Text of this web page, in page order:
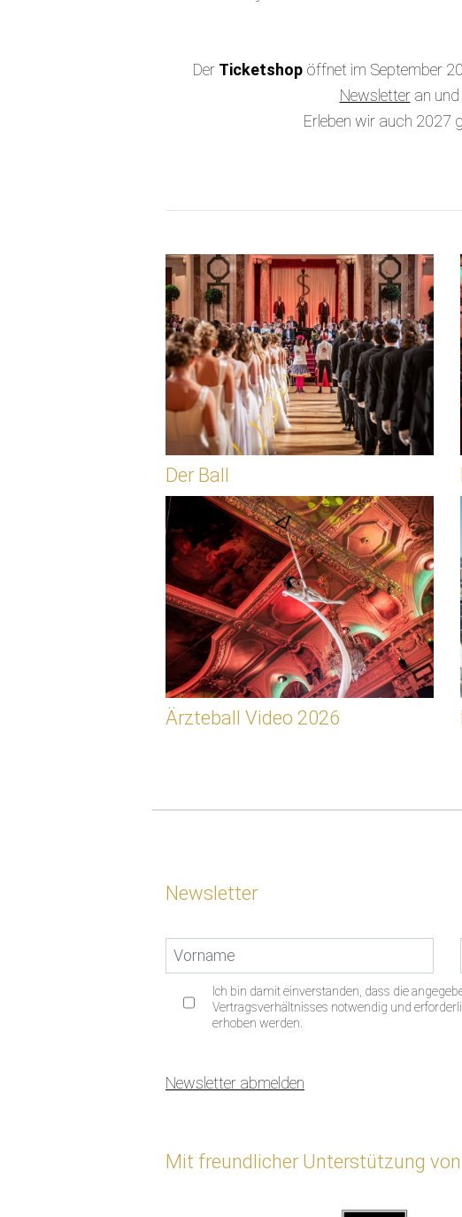
Der Ticketshop öffnet im September
Newsletteran und
Erleben wir auch 2027
Der Ball
Ärzteball Video 2026
Newsletter
Ich bin damit einverstanden, dass die
Vertragsverhältnisses notwendig und
erhoben werden.
Newsletter abmelden
Mit freundlicher Unterstützung von